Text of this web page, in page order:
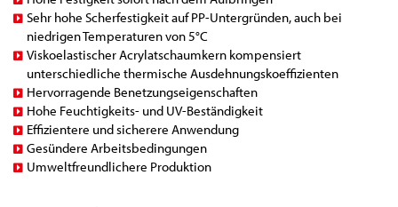
Sehr hohe Scherfestigkeit auf PP-Untergründen, auch bei
niedrigen Temperaturen von 5°C
Viskoelastischer Acrylatschaumkern kompensiert
unterschiedliche thermische Ausdehnungskoeffizienten
Hervorragende Benetzungseigenschaften
Hohe Feuchtigkeits- und UV-Beständigkeit
Effizientere und sicherere Anwendung
Gesündere Arbeitsbedingungen
Umweltfreundlichere Produktion